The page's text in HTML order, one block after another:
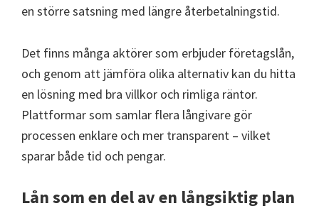
en större satsning med längre återbetalningstid.
Det finns många aktörer som erbjuder företagslån,
och genom att jämföra olika alternativ kan du hitta
en lösning med bra villkor och rimliga räntor.
Plattformar som samlar flera långivare gör
processen enklare och mer transparent – vilket
sparar både tid och pengar.
Lån som en del av en långsiktig plan